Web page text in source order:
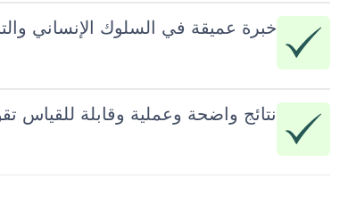
خبرة عميقة في السلوك الإنساني
نتائج واضحة وعملية وقابلة للقياس